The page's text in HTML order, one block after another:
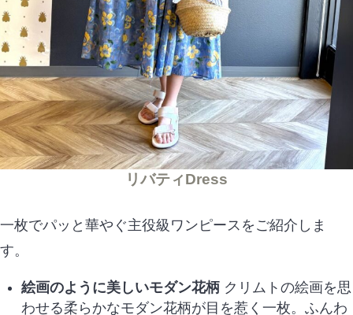
リバティDress
一枚でパッと華やぐ主役級ワンピースをご紹介しま
す。
絵画のように美しいモダン花柄クリムトの絵画を思
わせる柔らかなモダン花柄が目を惹く一枚。ふんわ